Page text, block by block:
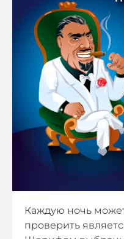
Каждую ночь
проверить